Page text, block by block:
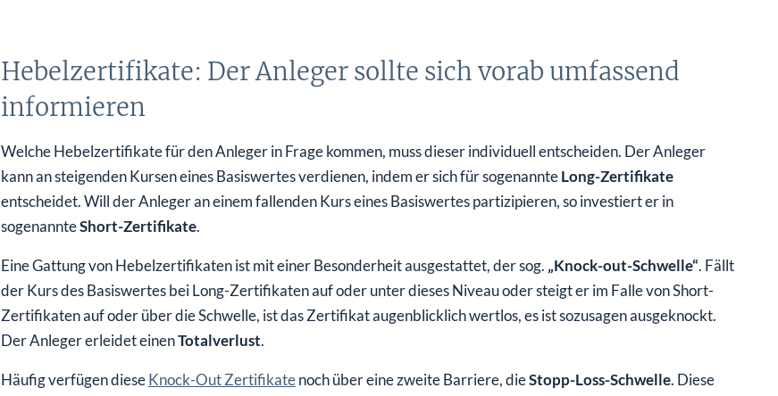
Hebelzertifikate: Der Anleger sollte sich vorab umfassend
informieren
Welche Hebelzertifikate für den Anleger in Frage kommen, muss dieser individuell entscheiden. Der Anleger
kann an steigenden Kursen eines Basiswertes verdienen, indem er sich für sogenannteLong-Zertifikate
entscheidet. Will der Anleger an einem fallenden Kurs eines Basiswertes partizipieren, so investiert er in
sogenannteShort-Zertifikate.
Eine Gattung von Hebelzertifikaten ist mit einer Besonderheit ausgestattet, der sog. „Knock-out-Schwelle“. Fällt
der Kurs des Basiswertes bei Long-Zertifikaten auf oder unter dieses Niveau oder steigt er im Falle von Short-
Zertifikaten auf oder über die Schwelle, ist das Zertifikat augenblicklich wertlos, es ist sozusagen ausgeknockt.
Der Anleger erleidet einenTotalverlust.
Häufig verfügen dieseKnock-Out Zertifikatenoch über eine zweite Barriere, dieStopp-Loss-Schwelle. Diese